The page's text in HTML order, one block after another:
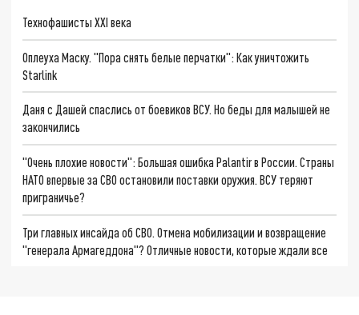
Технофашисты XXI века
Оплеуха Маску. "Пора снять белые перчатки": Как уничтожить
Starlink
Даня с Дашей спаслись от боевиков ВСУ. Но беды для малышей не
закончились
"Очень плохие новости": Большая ошибка Palantir в России. Страны
НАТО впервые за СВО остановили поставки оружия. ВСУ теряют
приграничье?
Три главных инсайда об СВО. Отмена мобилизации и возвращение
"генерала Армагеддона"? Отличные новости, которые ждали все